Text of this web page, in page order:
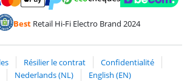
et Visa via ClickToPay
Payer avec PayPal
BestRetail Hi-Fi Electro Brand 2024
Résilier le contrat
Confidentialité
Nederlands (NL)
English (EN)